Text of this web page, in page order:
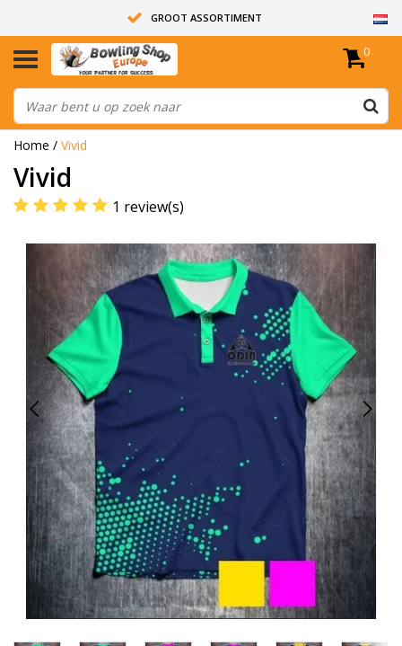
GROOT ASSORTIMENT
14 DAGEN RETOUR RECHT
ALLE BOWLINGBALLEN ZIJN ONGEBOORD
0
Home / Vivid
Vivid
1 review(s)